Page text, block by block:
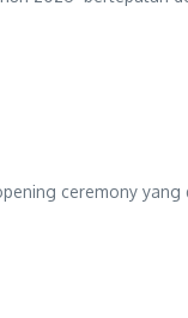
ceremony yang